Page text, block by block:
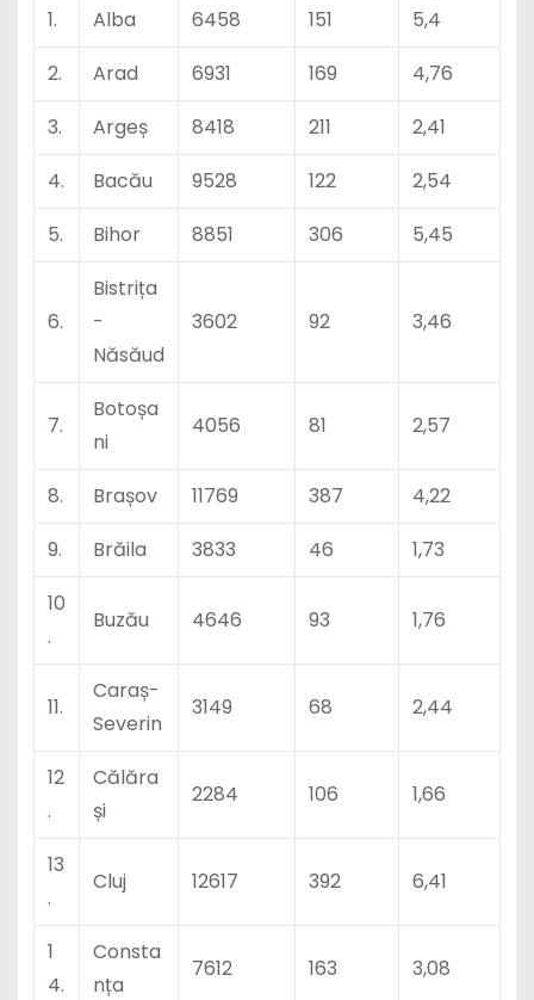
1. Alba 6458 151
5,4
2.
Arad 6931 169
4,76
3.
Argeș 8418 211
2,41
4.
Bacău 9528 122
2,54
5.
Bihor 8851 306 5,45
6.
Bistrița
-
Năsăud
3602 92 3,46
7.
Botoșa
ni
4056 81 2,57
8. Brașov 11769 387
4,22
9.
Brăila 3833 46
1,73
10
.
Buzău 4646 93 1,76
11.
Caraș-
Severin
3149 68 2,44
12
.
Călăra
și
2284 106 1,66
13
.
Cluj 12617 392 6,41
1
4.
Consta
nța
7612 163 3,08